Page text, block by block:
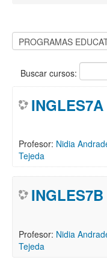
Buscar cursos:
Profesor: Nidia
Tejeda
Profesor: Nidia
Tejeda